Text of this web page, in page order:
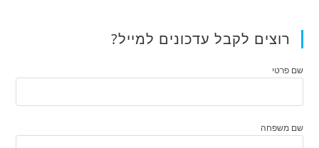
רוצים לקבל עדכונים למייל?
שם פרטי
שם משפחה